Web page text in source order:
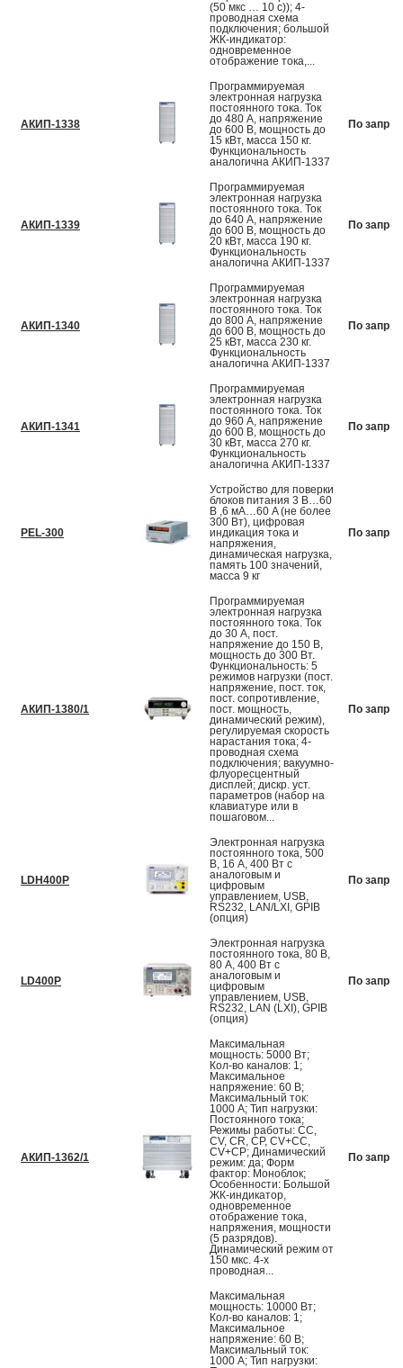
(50 мкс … 10 с)); 4-
проводная схема
подключения; большой
ЖК-индикатор:
одновременное
отображение тока,...
АКИП-1338
Программируемая
электронная нагрузка
постоянного тока. Ток
до 480 А, напряжение
до 600 В, мощность до
15 кВт, масса 150 кг.
Функциональность
аналогична АКИП-1337
По
АКИП-1339
Программируемая
электронная нагрузка
постоянного тока. Ток
до 640 А, напряжение
до 600 В, мощность до
20 кВт, масса 190 кг.
Функциональность
аналогична АКИП-1337
По
АКИП-1340
Программируемая
электронная нагрузка
постоянного тока. Ток
до 800 А, напряжение
до 600 В, мощность до
25 кВт, масса 230 кг.
Функциональность
аналогична АКИП-1337
По
АКИП-1341
Программируемая
электронная нагрузка
постоянного тока. Ток
до 960 А, напряжение
до 600 В, мощность до
30 кВт, масса 270 кг.
Функциональность
аналогична АКИП-1337
По
PEL-300
Устройство для поверки
блоков питания 3 В…60
В ,6 мА…60 A (не более
300 Вт), цифровая
индикация тока и
напряжения,
динамическая нагрузка,
память 100 значений,
масса 9 кг
По
АКИП-1380/1
Программируемая
электронная нагрузка
постоянного тока. Ток
до 30 А, пост.
напряжение до 150 В,
мощность до 300 Вт.
Функциональность: 5
режимов нагрузки (пост.
напряжение, пост. ток,
пост. сопротивление,
пост. мощность,
динамический режим),
регулируемая скорость
нарастания тока; 4-
проводная схема
подключения; вакуумно-
флуоресцентный
дисплей; дискр. уст.
параметров (набор на
клавиатуре или в
пошаговом...
По
LDH400P
Электронная нагрузка
постоянного тока, 500
В, 16 А, 400 Вт с
аналоговым и
цифровым
управлением, USB,
RS232, LAN/LXI, GPIB
(опция)
По
LD400P
Электронная нагрузка
постоянного тока, 80 В,
80 А, 400 Вт с
аналоговым и
цифровым
управлением, USB,
RS232, LAN (LXI), GPIB
(опция)
По
АКИП-1362/1
Максимальная
мощность: 5000 Вт;
Кол-во каналов: 1;
Максимальное
напряжение: 60 В;
Максимальный ток:
1000 А; Тип нагрузки:
Постоянного тока;
Режимы работы: CC,
CV, CR, CP, CV+CC,
CV+CP; Динамический
режим: да; Форм
фактор: Моноблок;
Особенности: Большой
ЖК-индикатор,
одновременное
отображение тока,
напряжения, мощности
(5 разрядов).
Динамический режим от
150 мкс. 4-х
проводная...
По
Максимальная
мощность: 10000 Вт;
Кол-во каналов: 1;
Максимальное
напряжение: 60 В;
Максимальный ток:
1000 А; Тип нагрузки: